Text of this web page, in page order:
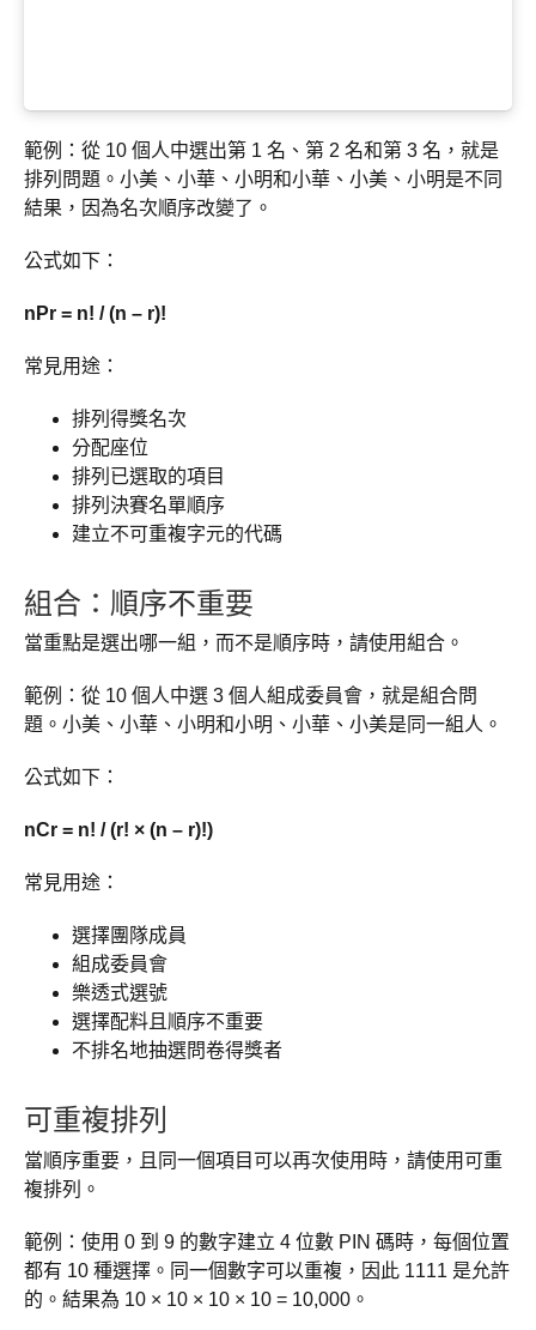
範例：從 10 個人中選出第 1 名、第 2 名和第 3 名，就是
排列問題。小美、小華、小明和小華、小美、小明是不同
結果，因為名次順序改變了。
公式如下：
nPr = n! / (n – r)!
常見用途：
排列得獎名次
分配座位
排列已選取的項目
排列決賽名單順序
建立不可重複字元的代碼
組合：順序不重要
當重點是選出哪一組，而不是順序時，請使用組合。
範例：從 10 個人中選 3 個人組成委員會，就是組合問
題。小美、小華、小明和小明、小華、小美是同一組人。
公式如下：
nCr = n! / (r! × (n – r)!)
常見用途：
選擇團隊成員
組成委員會
樂透式選號
選擇配料且順序不重要
不排名地抽選問卷得獎者
可重複排列
當順序重要，且同一個項目可以再次使用時，請使用可重
複排列。
範例：使用 0 到 9 的數字建立 4 位數 PIN 碼時，每個位置
都有 10 種選擇。同一個數字可以重複，因此 1111 是允許
的。結果為 10 × 10 × 10 × 10 = 10,000。